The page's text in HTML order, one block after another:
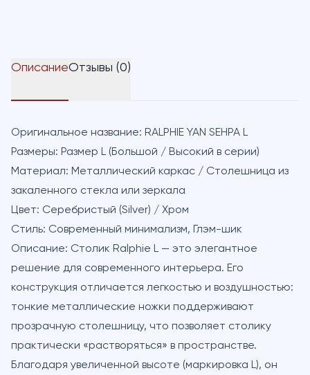
ОписаниеОтзывы (0)
Оригинальное название: RALPHIE YAN SEHPA L
Размеры: Размер L (Большой / Высокий в серии)
Материал: Металлический каркас / Столешница из
закаленного стекла или зеркала
Цвет: Серебристый (Silver) / Хром
Стиль: Современный минимализм, Глэм-шик
Описание: Столик Ralphie L — это элегантное
решение для современного интерьера. Его
конструкция отличается легкостью и воздушностью:
тонкие металлические ножки поддерживают
прозрачную столешницу, что позволяет столику
практически «растворяться» в пространстве.
Благодаря увеличенной высоте (маркировка L), он